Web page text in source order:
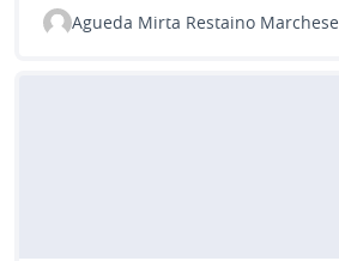
Agueda Mirta Restaino Marchese